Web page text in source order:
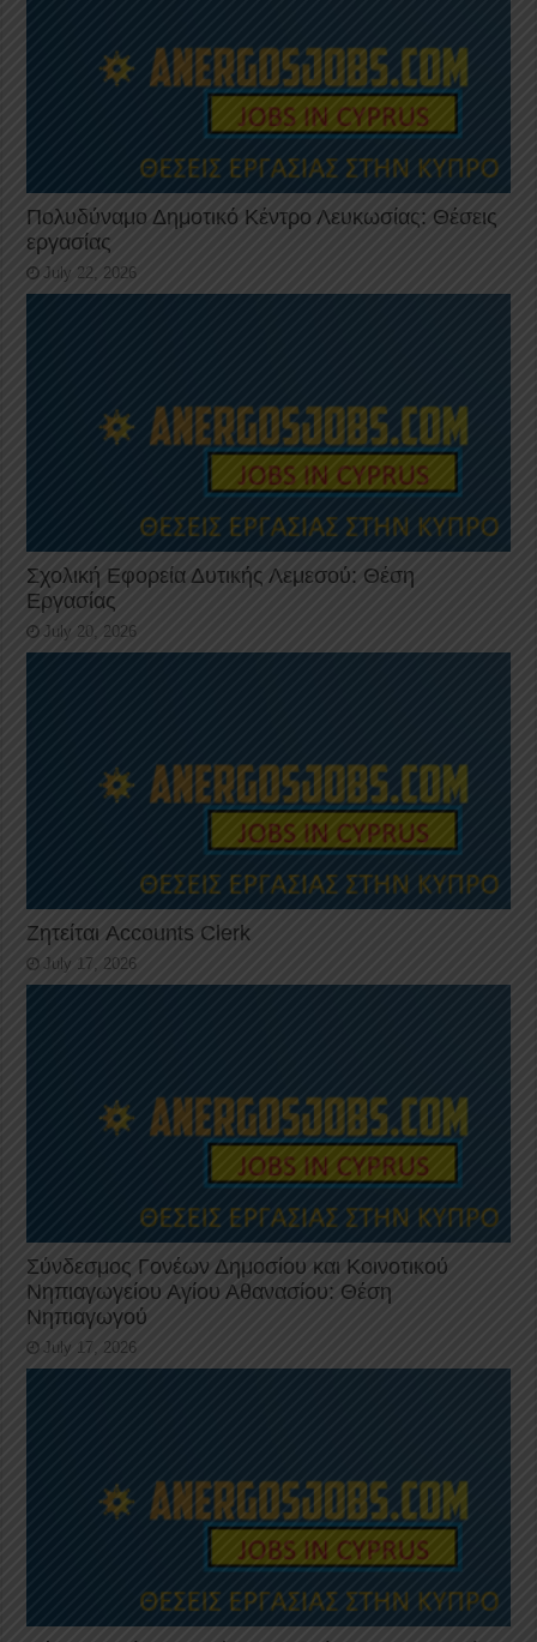
Πολυδύναμο Δημοτικό Κέντρο Λευκωσίας: Θέσεις
εργασίας
July 22, 2026
Σχολική Εφορεία Δυτικής Λεμεσού: Θέση
Εργασίας
July 20, 2026
Ζητείται Accounts Clerk
July 17, 2026
Σύνδεσμος Γονέων Δημοσίου και Κοινοτικού
Νηπιαγωγείου Αγίου Αθανασίου: Θέση
Νηπιαγωγού
July 17, 2026